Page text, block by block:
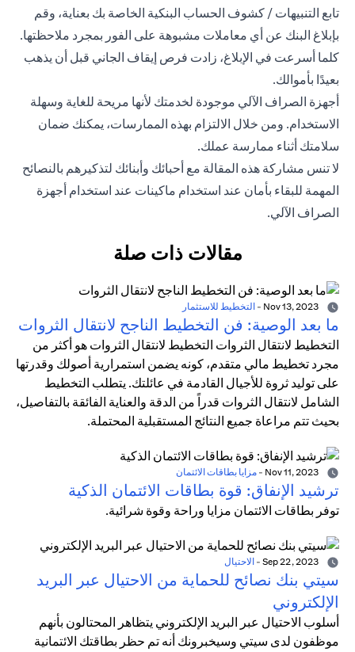
تابع التنبيهات / كشوف الحساب البنكية الخاصة بك بعناية، وقم
بإبلاغ البنك عن أي معاملات مشبوهة على الفور بمجرد ملاحظتها.
كلما أسرعت في الإبلاغ، زادت فرص إيقاف الجاني قبل أن يذهب
بعيدًا بأموالك.
أجهزة الصراف الآلي موجودة لخدمتك لأنها مريحة للغاية وسهلة
الاستخدام. ومن خلال الالتزام بهذه الممارسات، يمكنك ضمان
سلامتك أثناء ممارسة عملك.
لا تنس مشاركة هذه المقالة مع أحبائك وأبنائك لتذكيرهم بالنصائح
المهمة للبقاء بأمان عند استخدام ماكينات عند استخدام أجهزة
الصراف الآلي.
مقالات ذات صلة
- التخطيط للاستثمار
ما بعد الوصية: فن التخطيط الناجح لانتقال الثروات
التخطيط لانتقال الثروات التخطيط لانتقال الثروات هو أكثر من
مجرد تخطيط مالي متقدم، كونه يضمن استمرارية أصولك وقدرتها
على توليد ثروة للأجيال القادمة في عائلتك. يتطلب التخطيط
الشامل لانتقال الثروات قدراً من الدقة والعناية الفائقة بالتفاصيل،
بحيث تتم مراعاة جميع النتائج المستقبلية المحتملة.
- مزايا بطاقات الائتمان
ترشيد الإنفاق: قوة بطاقات الائتمان الذكية
توفر بطاقات الائتمان مزايا وراحة وقوة شرائية.
- الاحتيال
سيتي بنك نصائح للحماية من الاحتيال عبر البريد
الإلكتروني
أسلوب الاحتيال عبر البريد الإلكتروني يتظاهر المحتالون بأنهم
موظفون لدى سيتي وسيخبرونك أنه تم حظر بطاقتك الائتمانية